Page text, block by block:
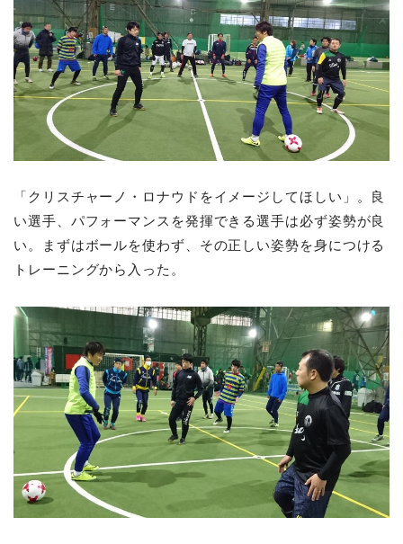
「クリスチャーノ・ロナウドをイメージしてほしい」。良
い選手、パフォーマンスを発揮できる選手は必ず姿勢が良
い。まずはボールを使わず、その正しい姿勢を身につける
トレーニングから入った。